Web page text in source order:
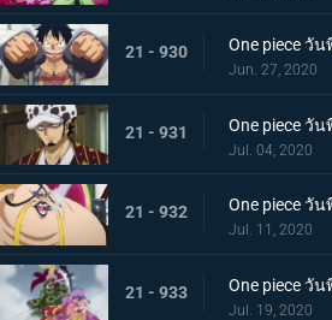
21 - 930
Jun. 27, 2020
21 - 931
Jul. 04, 2020
21 - 932
Jul. 11, 2020
21 - 933
Jul. 19, 2020